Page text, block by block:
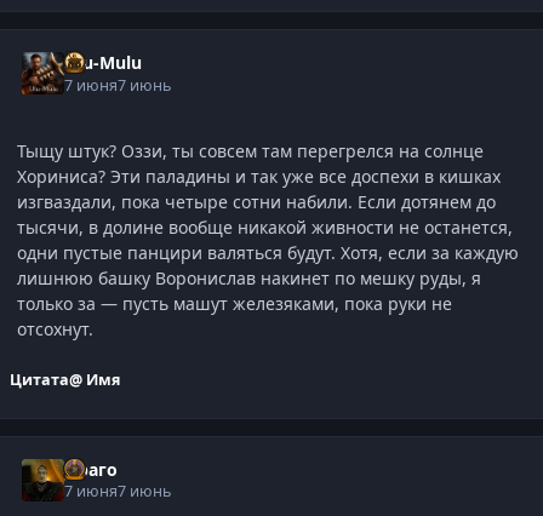
Ulu-Mulu
7 июня7 июнь
Тыщу штук? Оззи, ты совсем там перегрелся на солнце
Хориниса? Эти паладины и так уже все доспехи в кишках
изгваздали, пока четыре сотни набили. Если дотянем до
тысячи, в долине вообще никакой живности не останется,
одни пустые панцири валяться будут. Хотя, если за каждую
лишнюю башку Воронислав накинет по мешку руды, я
только за — пусть машут железяками, пока руки не
отсохнут.
Цитата@ Имя
Драго
7 июня7 июнь